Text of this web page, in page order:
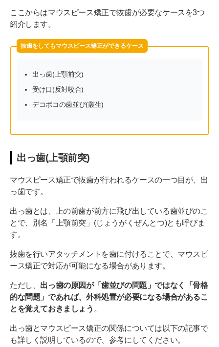
ここからはマウスピース矯正で抜歯が必要なケースを3つ
紹介します。
抜歯をしてもマウスピース矯正ができるケース
出っ歯(上顎前突)
受け口(反対咬合)
デコボコの歯並び(叢生)
出っ歯(上顎前突)
マウスピース矯正で抜歯が行われるケースの一つ目が、出
っ歯です。
出っ歯とは、上の前歯が前方に飛び出している歯並びのこ
とで、別名「上顎前突」(じょうがくぜんとつ)とも呼びま
す。
抜歯を行いアタッチメントを歯に付けることで、マウスピ
ース矯正で対応が可能になる場合があります。
ただし、 出っ歯の原因が「歯並びの問題」ではなく「骨格
的な問題」であれば、外科処置が必要になる場合があるこ
とを覚えておきましょう 。
出っ歯とマウスピース矯正の関係については以下の記事で
も詳しく説明しているので、参考にしてください。